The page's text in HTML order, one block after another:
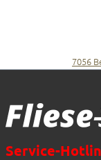
7056
Service-